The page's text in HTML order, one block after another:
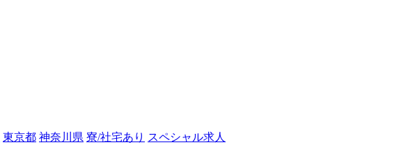
東京都 神奈川県 寮/社宅あり スペシャル求人